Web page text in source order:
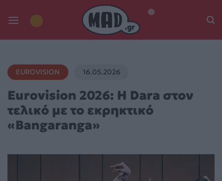
EUROVISION 16.05.2026
Eurovision 2026: Η Dara στον
τελικό με το εκρηκτικό
«Bangaranga»